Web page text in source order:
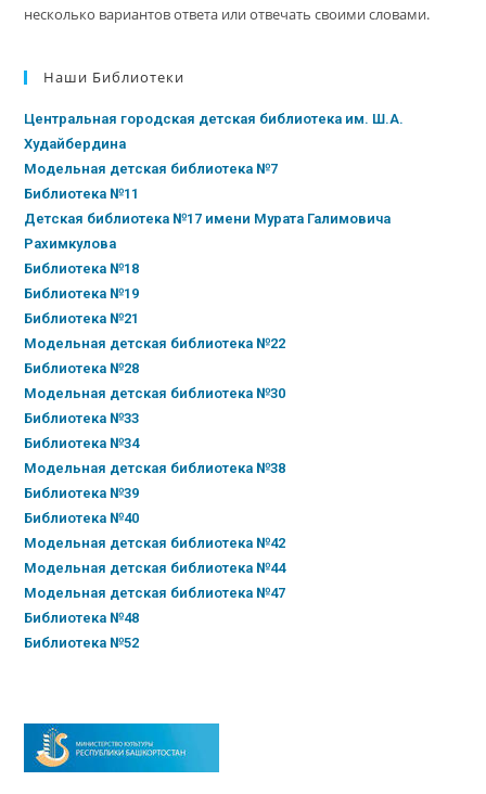
несколько вариантов ответа или отвечать своими словами.
Наши Библиотеки
Центральная городская детская библиотека им. Ш.А.
Худайбердина
Модельная детская библиотека №7
Библиотека №11
Детская библиотека №17 имени Мурата Галимовича
Рахимкулова
Библиотека №18
Библиотека №19
Библиотека №21
Модельная детская библиотека №22
Библиотека №28
Модельная детская библиотека №30
Библиотека №33
Библиотека №34
Модельная детская библиотека №38
Библиотека №39
Библиотека №40
Модельная детская библиотека №42
Модельная детская библиотека №44
Модельная детская библиотека №47
Библиотека №48
Библиотека №52